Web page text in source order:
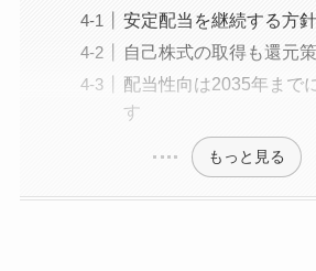
安定配当を継続する方針
自己株式の取得も還元
配当性向は2035年まで
す
もっと見る